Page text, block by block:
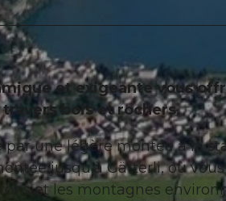
et exigeante vous
bois et rochers.
par une légère montée à la
jusqu'à Gätterli, où
et les montagnes